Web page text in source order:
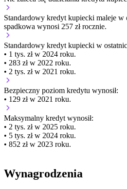
Standardowy kredyt kupiecki maleje w
spadkowa wynosi 257 zł rocznie.
Standardowy kredyt kupiecki w
• 1 tys. zł w 2024 roku.
• 283 zł w 2022 roku.
• 2 tys. zł w 2021 roku.
Bezpieczny poziom kredytu wynosił:
• 129 zł w 2021 roku.
Maksymalny kredyt wynosił:
• 2 tys. zł w 2025 roku.
• 5 tys. zł w 2024 roku.
• 852 zł w 2023 roku.
Wynagrodzenia